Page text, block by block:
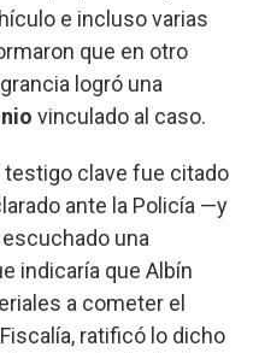
e incluso varias
que en otro
logró una
vinculado al caso.
testigo clave fue citado
ante la Policía —y
una
indicaría que Albín
a cometer el
ratificó lo dicho